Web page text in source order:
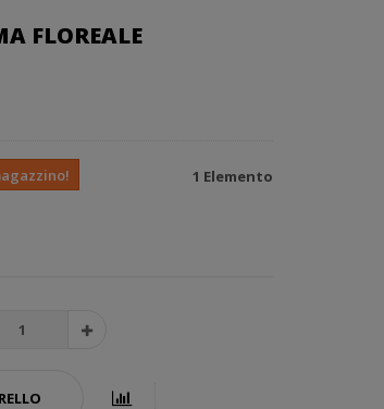
FLOREALE
1 Elemento